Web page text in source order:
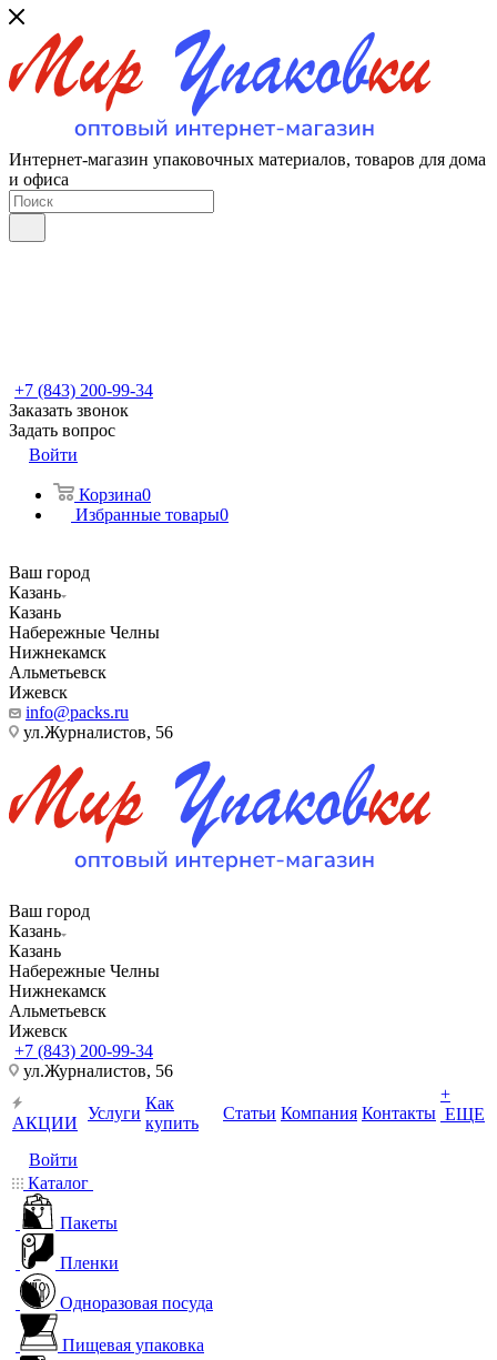
Интернет-магазин упаковочных материалов, товаров для дома
и офиса
+7 (843) 200-99-34
Заказать звонок
Задать вопрос
Войти
Корзина0
Избранные товары0
Ваш город
Казань
Казань
Набережные Челны
Нижнекамск
Альметьевск
Ижевск
info@packs.ru
ул.Журналистов, 56
Ваш город
Казань
Казань
Набережные Челны
Нижнекамск
Альметьевск
Ижевск
+7 (843) 200-99-34
ул.Журналистов, 56
АКЦИИ
Услуги
Как
купить
Статьи Компания Контакты
+
ЕЩЕ
Войти
Каталог
Пакеты
Пленки
Одноразовая посуда
Пищевая упаковка